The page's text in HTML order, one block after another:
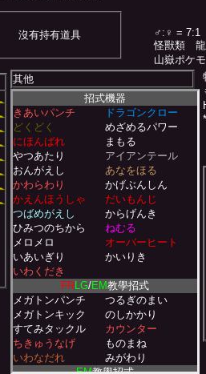
沒有持有道具
♂:♀ = 7:1
怪獸類
山嶽ポケ
其他
招式機器
きあいパンチ
ドラゴンクロー
どくどく
めざめるパワー
にほんばれ
まもる
やつあたり
アイアンテール
おんがえし
あなをほる
かわらわり
かげぶんしん
かえんほうしゃ
だいもんじ
つばめがえし
からげんき
ひみつのちから
ねむる
メロメロ
オーバーヒート
いあいぎり
かいりき
いわくだき
FRLG/EM教學招式
メガトンパンチ
つるぎのまい
メガトンキック
のしかかり
すてみタックル
カウンター
ちきゅうなげ
ものまね
いわなだれ
みがわり